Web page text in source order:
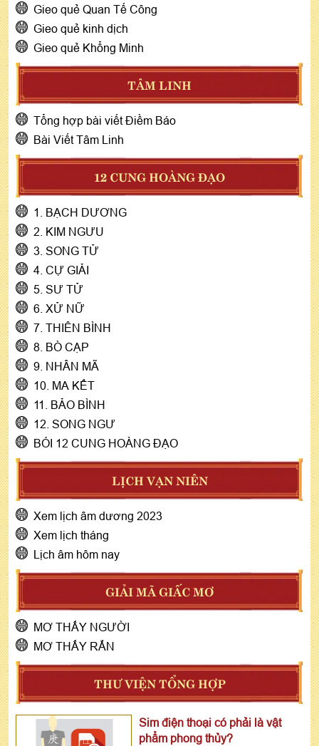
Gieo quẻ Quan Tế Công
Gieo quẻ kinh dịch
Gieo quẻ Khổng Minh
TÂM LINH
Tổng hợp bài viết Điềm Báo
Bài Viết Tâm Linh
12 CUNG HOÀNG ĐẠO
1. BẠCH DƯƠNG
2. KIM NGƯU
3. SONG TỬ
4. CỰ GIẢI
5. SƯ TỬ
6. XỬ NỮ
7. THIÊN BÌNH
8. BÒ CẠP
9. NHÂN MÃ
10. MA KẾT
11. BẢO BÌNH
12. SONG NGƯ
BÓI 12 CUNG HOÀNG ĐẠO
LỊCH VẠN NIÊN
Xem lịch âm dương 2023
Xem lịch tháng
Lịch âm hôm nay
GIẢI MÃ GIẤC MƠ
MƠ THẤY NGƯỜI
MƠ THẤY RẮN
THƯ VIỆN TỔNG HỢP
Sim điện thoại có phải là vật
phẩm phong thủy?